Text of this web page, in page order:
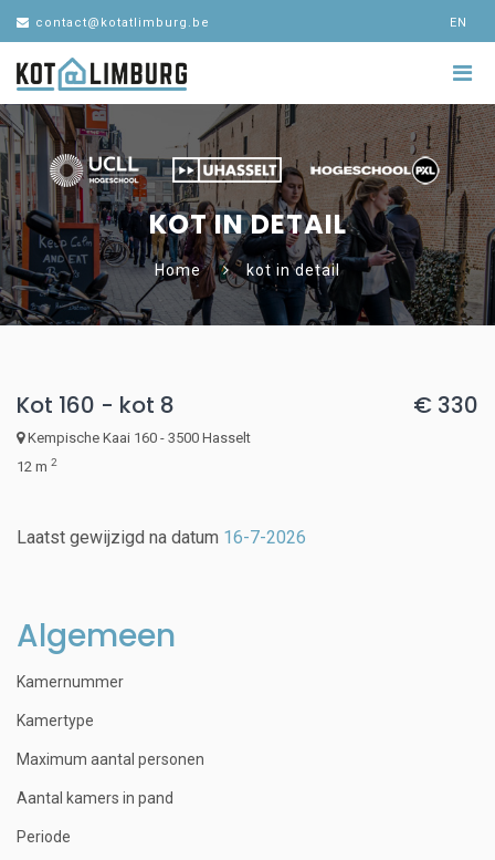
contact@kotatlimburg.be EN
KOT IN DETAIL
Home kot in detail
Kot 160 - kot 8
Kempische Kaai 160 - 3500 Hasselt
12 m 2
€ 330
Laatst gewijzigd na datum 16-7-2026
Algemeen
Kamernummer
Kamertype
Maximum aantal personen
Aantal kamers in pand
Periode